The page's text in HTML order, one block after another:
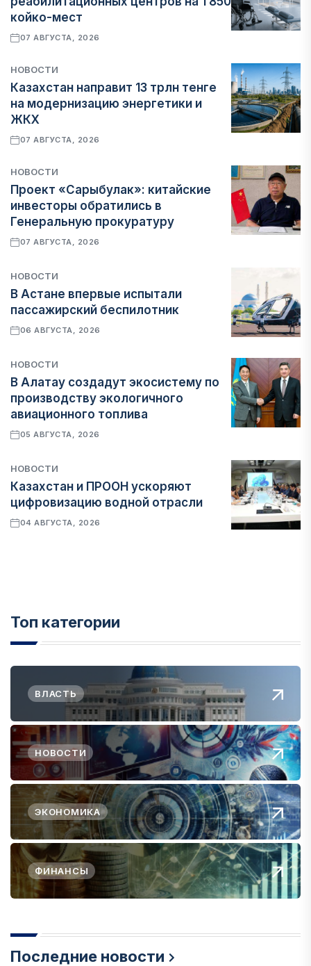
койко-мест
07 АВГУСТА, 2026
НОВОСТИ
Казахстан направит 13 трлн тенге
на модернизацию энергетики и
ЖКХ
07 АВГУСТА, 2026
НОВОСТИ
Проект «Сарыбулак»: китайские
инвесторы обратились в
Генеральную прокуратуру
07 АВГУСТА, 2026
НОВОСТИ
В Астане впервые испытали
пассажирский беспилотник
06 АВГУСТА, 2026
НОВОСТИ
В Алатау создадут экосистему по
производству экологичного
авиационного топлива
05 АВГУСТА, 2026
НОВОСТИ
Казахстан и ПРООН ускоряют
цифровизацию водной отрасли
04 АВГУСТА, 2026
Топ категории
ВЛАСТЬ
НОВОСТИ
ЭКОНОМИКА
ФИНАНСЫ
Последние новости